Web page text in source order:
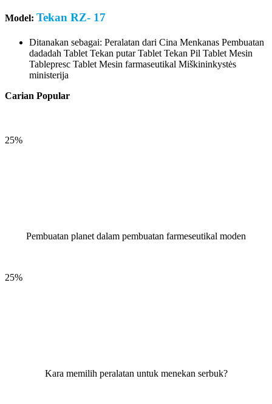
Model: Tekan RZ- 17
Ditanakan sebagai: Peralatan dari Cina Menkanas Pembuatan
dadadah Tablet Tekan putar Tablet Tekan Pil Tablet Mesin
Tablepresc Tablet Mesin farmaseutikal Miškininkystės
ministerija
Carian Popular
25%
Pembuatan planet dalam pembuatan farmeseutikal moden
25%
Kara memilih peralatan untuk menekan serbuk?